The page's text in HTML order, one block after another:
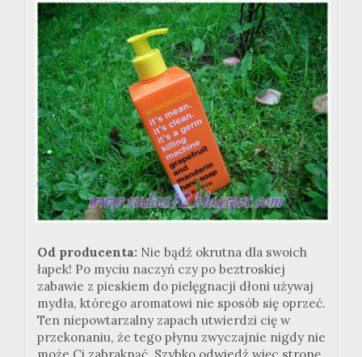
Od producenta: Nie bądź okrutna dla swoich
łapek! Po myciu naczyń czy po beztroskiej
zabawie z pieskiem do pielęgnacji dłoni używaj
mydła, którego aromatowi nie sposób się oprzeć.
Ten niepowtarzalny zapach utwierdzi cię w
przekonaniu, że tego płynu zwyczajnie nigdy nie
może Ci zabraknąć. Szybko odwiedź więc stronę